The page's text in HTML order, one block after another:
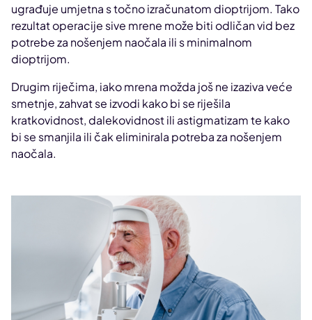
ugrađuje umjetna s točno izračunatom dioptrijom. Tako
rezultat operacije sive mrene može biti odličan vid bez
potrebe za nošenjem naočala ili s minimalnom
dioptrijom.
Drugim riječima, iako mrena možda još ne izaziva veće
smetnje, zahvat se izvodi kako bi se riješila
kratkovidnost, dalekovidnost ili astigmatizam te kako
bi se smanjila ili čak eliminirala potreba za nošenjem
naočala.